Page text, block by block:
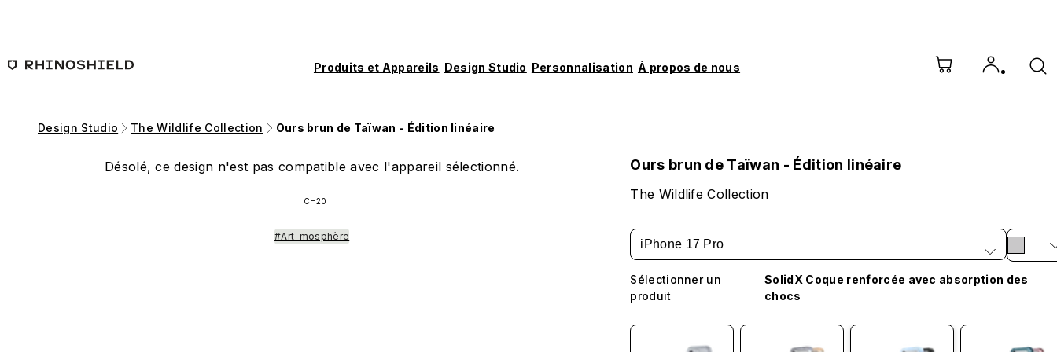
Produits et Appareils Design Studio Personnalisation À propos de nous
Design Studio The Wildlife Collection Ours brun de Taïwan - Édition linéaire
Désolé, ce design n'est pas compatible avec l'appareil sélectionné.
CH20
#Art-mosphère
Ours brun de Taïwan - Édition linéaire
The Wildlife Collection
iPhone 17 Pro
Sélectionner un
produit
SolidX Coque renforcée avec absorption des
chocs